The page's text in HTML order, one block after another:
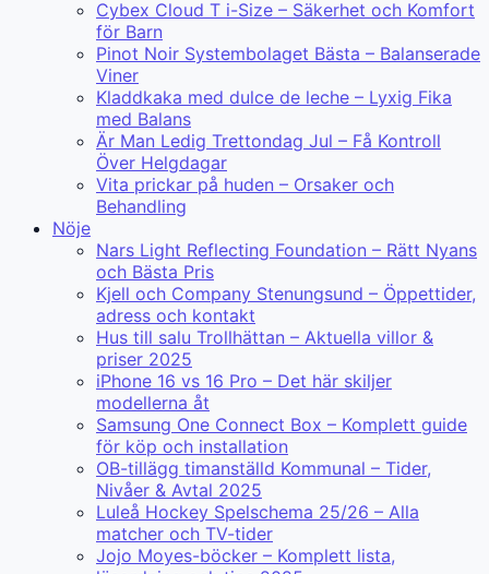
Cybex Cloud T i-Size – Säkerhet och Komfort
för Barn
Pinot Noir Systembolaget Bästa – Balanserade
Viner
Kladdkaka med dulce de leche – Lyxig Fika
med Balans
Är Man Ledig Trettondag Jul – Få Kontroll
Över Helgdagar
Vita prickar på huden – Orsaker och
Behandling
Nöje
Nars Light Reflecting Foundation – Rätt Nyans
och Bästa Pris
Kjell och Company Stenungsund – Öppettider,
adress och kontakt
Hus till salu Trollhättan – Aktuella villor &
priser 2025
iPhone 16 vs 16 Pro – Det här skiljer
modellerna åt
Samsung One Connect Box – Komplett guide
för köp och installation
OB-tillägg timanställd Kommunal – Tider,
Nivåer & Avtal 2025
Luleå Hockey Spelschema 25/26 – Alla
matcher och TV-tider
Jojo Moyes-böcker – Komplett lista,